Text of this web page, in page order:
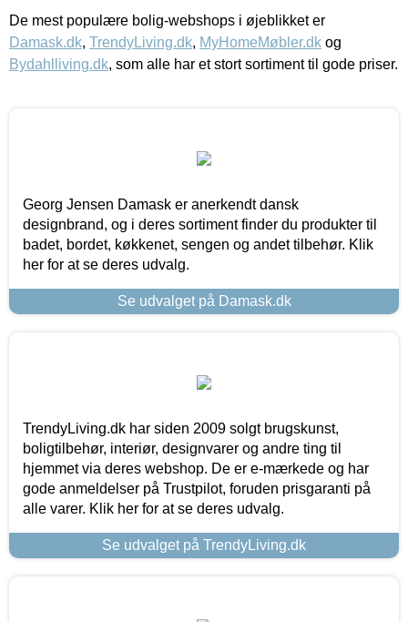
De mest populære bolig-webshops i øjeblikket er
Damask.dk, TrendyLiving.dk, MyHomeMøbler.dk og
Bydahlliving.dk, som alle har et stort sortiment til gode priser.
Georg Jensen Damask er anerkendt dansk
designbrand, og i deres sortiment finder du produkter til
badet, bordet, køkkenet, sengen og andet tilbehør. Klik
her for at se deres udvalg.
Se udvalget på Damask.dk
TrendyLiving.dk har siden 2009 solgt brugskunst,
boligtilbehør, interiør, designvarer og andre ting til
hjemmet via deres webshop. De er e-mærkede og har
gode anmeldelser på Trustpilot, foruden prisgaranti på
alle varer. Klik her for at se deres udvalg.
Se udvalget på TrendyLiving.dk